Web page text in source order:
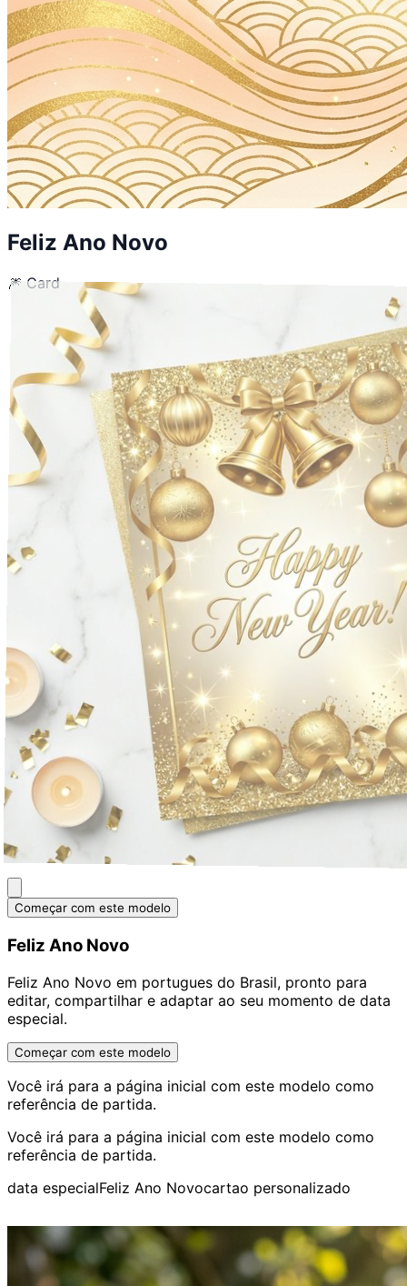
Feliz Ano Novo
🎆 Card
Começar com este modelo
Feliz Ano Novo
Feliz Ano Novo em portugues do Brasil, pronto para
editar, compartilhar e adaptar ao seu momento de data
especial.
Começar com este modelo
Você irá para a página inicial com este modelo como
referência de partida.
Você irá para a página inicial com este modelo como
referência de partida.
data especialFeliz Ano Novocartao personalizado